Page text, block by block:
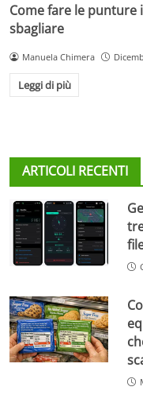
Come fare le punture
sbagliare
Manuela Chimera
Leggi di più
ARTICOLI RECENTI